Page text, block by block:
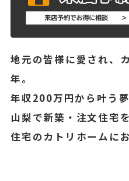
地元の皆様に愛され、
年。
年収200万円から叶う夢
山梨で新築・注文住宅
住宅のカトリホームに